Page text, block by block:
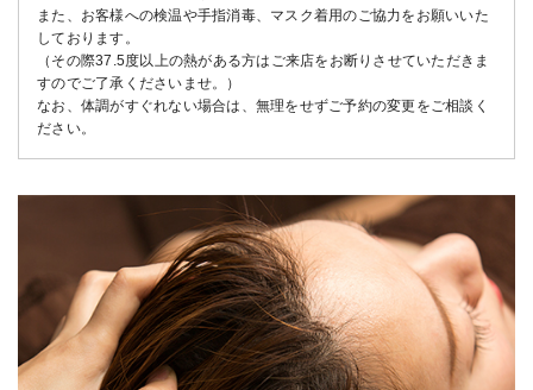
また、お客様への検温や手指消毒、マスク着用のご協力をお願いいた
しております。
（その際37.5度以上の熱がある方はご来店をお断りさせていただきま
すのでご了承くださいませ。）
なお、体調がすぐれない場合は、無理をせずご予約の変更をご相談く
ださい。